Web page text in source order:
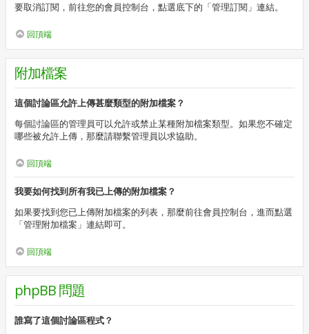
要取消訂閱，前往您的會員控制台，點選底下的「管理訂閱」連結。
回頂端
附加檔案
這個討論區允許上傳甚麼類型的附加檔案？
每個討論區的管理員可以允許或禁止某種附加檔案類型。如果您不確定
哪些被允許上傳，那麼請聯繫管理員以求協助。
回頂端
我要如何找到所有我已上傳的附加檔案？
如果要找到您已上傳附加檔案的列表，那麼前往會員控制台，進而點選
「管理附加檔案」連結即可。
回頂端
phpBB 問題
誰寫了這個討論區程式？